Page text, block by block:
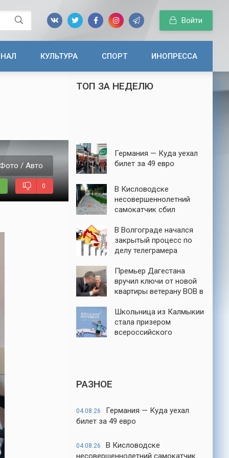
Войти
КУЛЬТУРА СПОРТ ИНОПРЕССА
/ Авто
0
ТОП ЗА НЕДЕЛЮ
Германия — Куда уехал
билет за 49 евро
В Кисловодске
несовершеннолетний
самокатчик сбил
В Волгограде начался
закрытый процесс по
делу телеграмера
Премьер Дагестана
вручил ключи от новой
квартиры ветерану ВОВ в
Школьница из Калмыкии
стала призером
всероссийского
РАЗНОЕ
04.08.26
Германия — Куда уехал
билет за 49 евро
04.08.26
В Кисловодске
несовершеннолетний самокатчик